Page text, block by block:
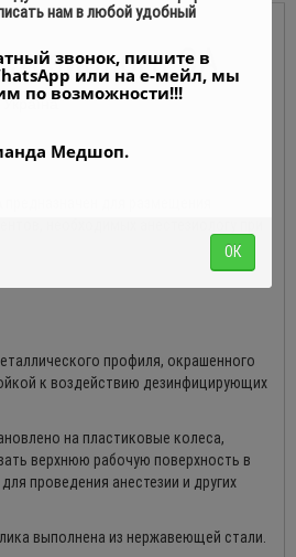
СА
профиля, окрашенного
к воздействию дезинфицирующих
на пластиковые колеса,
верхнюю рабочую поверхность в
проведения анестезии и других
выполнена из нержавеющей стали.
нам в любой удобный
звонок, пишите в
или на е-мейл, мы
по возможности!!!
Медшоп.
ОК